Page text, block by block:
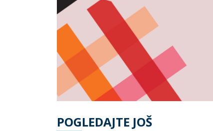
POGLEDAJTE JOŠ